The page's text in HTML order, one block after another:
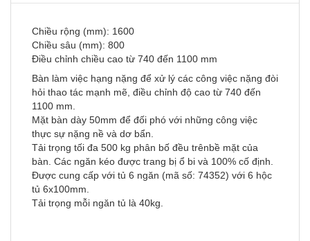
Chiều rộng (mm): 1600
Chiều sâu (mm): 800
Điều chỉnh chiều cao từ 740 đến 1100 mm
Bàn làm việc hạng nặng để xử lý các công việc nặng đòi
hỏi thao tác mạnh mẽ, điều chỉnh độ cao từ 740 đến
1100 mm.
Mặt bàn dày 50mm để đối phó với những công việc
thực sự nặng nề và dơ bẩn.
Tải trọng tối đa 500 kg phân bố đều trênbề mặt của
bàn. Các ngăn kéo được trang bị ổ bi và 100% cố định.
Được cung cấp với tủ 6 ngăn (mã số: 74352) với 6 hộc
tủ 6x100mm.
Tải trọng mỗi ngăn tủ là 40kg.